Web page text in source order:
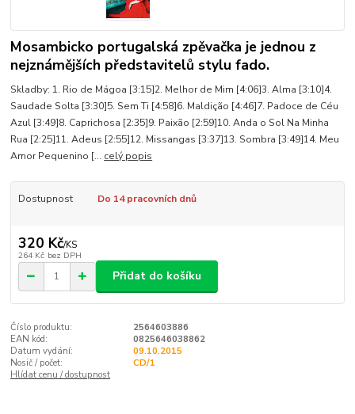
Mosambicko portugalská zpěvačka je jednou z
nejznámějších představitelů stylu fado.
Skladby: 1. Rio de Mágoa [3:15]2. Melhor de Mim [4:06]3. Alma [3:10]4.
Saudade Solta [3:30]5. Sem Ti [4:58]6. Maldição [4:46]7. Padoce de Céu
Azul [3:49]8. Caprichosa [2:35]9. Paixão [2:59]10. Anda o Sol Na Minha
Rua [2:25]11. Adeus [2:55]12. Missangas [3:37]13. Sombra [3:49]14. Meu
Amor Pequenino [... celý popis
Dostupnost Do 14 pracovních dnů
320 Kč/KS
264 Kč bez DPH
Přidat do košíku
Číslo produktu:
2564603886
EAN kód:
0825646038862
Datum vydání:
09.10.2015
Nosič / počet:
CD/1
Hlídat cenu / dostupnost